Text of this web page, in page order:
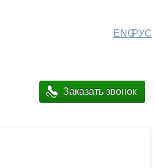
РУС
ENG
Заказать звонок